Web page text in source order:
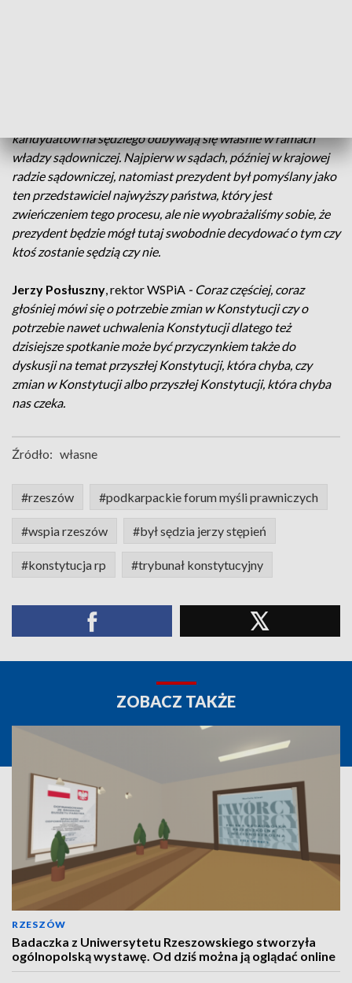
kandydatów na sędziego odbywają się właśnie w ramach
władzy sądowniczej. Najpierw w sądach, później w krajowej
radzie sądowniczej, natomiast prezydent był pomyślany jako
ten przedstawiciel najwyższy państwa, który jest
zwieńczeniem tego procesu, ale nie wyobrażaliśmy sobie, że
prezydent będzie mógł tutaj swobodnie decydować o tym czy
ktoś zostanie sędzią czy nie.
Jerzy Posłuszny, rektor WSPiA - Coraz częściej, coraz
głośniej mówi się o potrzebie zmian w Konstytucji czy o
potrzebie nawet uchwalenia Konstytucji dlatego też
dzisiejsze spotkanie może być przyczynkiem także do
dyskusji na temat przyszłej Konstytucji, która chyba, czy
zmian w Konstytucji albo przyszłej Konstytucji, która chyba
nas czeka.
Źródło: własne
#rzeszów #podkarpackie forum myśli prawniczych
#wspia rzeszów #był sędzia jerzy stępień
#konstytucja rp #trybunał konstytucyjny
ZOBACZ TAKŻE
RZESZÓW
Badaczka z Uniwersytetu Rzeszowskiego stworzyła
ogólnopolską wystawę. Od dziś można ją oglądać online